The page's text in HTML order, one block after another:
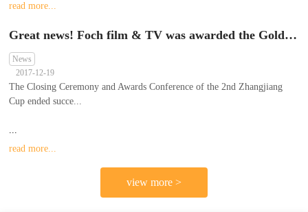
read more...
Great news! Foch film & TV was awarded the Gold Prize of animation graphing skills of teamwork in the 2nd Zhangjiang Cup contest; Xie Meng was awarded the Second Prize (Personal) of 2D Animation
News
2017-12-19
The Closing Ceremony and Awards Conference of the 2nd Zhangjiang
Cup ended succe...
...
read more...
view more >